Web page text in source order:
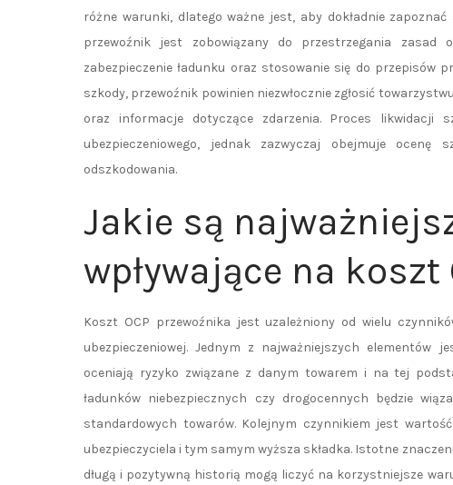
różne warunki, dlatego ważne jest, aby dokładnie
przewoźnik jest zobowiązany do przestrzegania zasad
zabezpieczenie ładunku oraz stosowanie się do
szkody, przewoźnik powinien niezwłocznie zgłosić
oraz informacje dotyczące zdarzenia. Proces likwidacji
ubezpieczeniowego, jednak zazwyczaj obejmuje ocenę
odszkodowania.
Jakie są
wpływające na koszt
Koszt OCP przewoźnika jest uzależniony od wielu
ubezpieczeniowej. Jednym z najważniejszych elementów
oceniają ryzyko związane z danym towarem i na tej
ładunków niebezpiecznych czy drogocennych będzie
standardowych towarów. Kolejnym czynnikiem jest
ubezpieczyciela i tym samym wyższa składka. Istotne
długą i pozytywną historią mogą liczyć na korzystniejsze